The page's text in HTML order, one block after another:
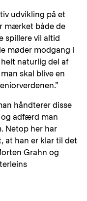
udvikling på et
mærket både de
spillere vil altid
møder modgang i
naturlig del af
skal blive en
håndterer disse
adfærd man
Netop her har
at han er klar til det
Grahn og